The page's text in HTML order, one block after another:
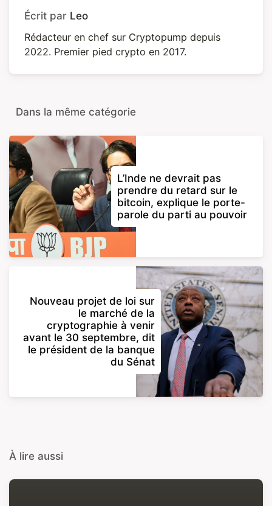
Écrit par Leo
Rédacteur en chef sur Cryptopump depuis
2022. Premier pied crypto en 2017.
Dans la même catégorie
L’Inde ne devrait pas
prendre du retard sur le
bitcoin, explique le porte-
parole du parti au pouvoir
Nouveau projet de loi sur
le marché de la
cryptographie à venir
avant le 30 septembre, dit
le président de la banque
du Sénat
À lire aussi